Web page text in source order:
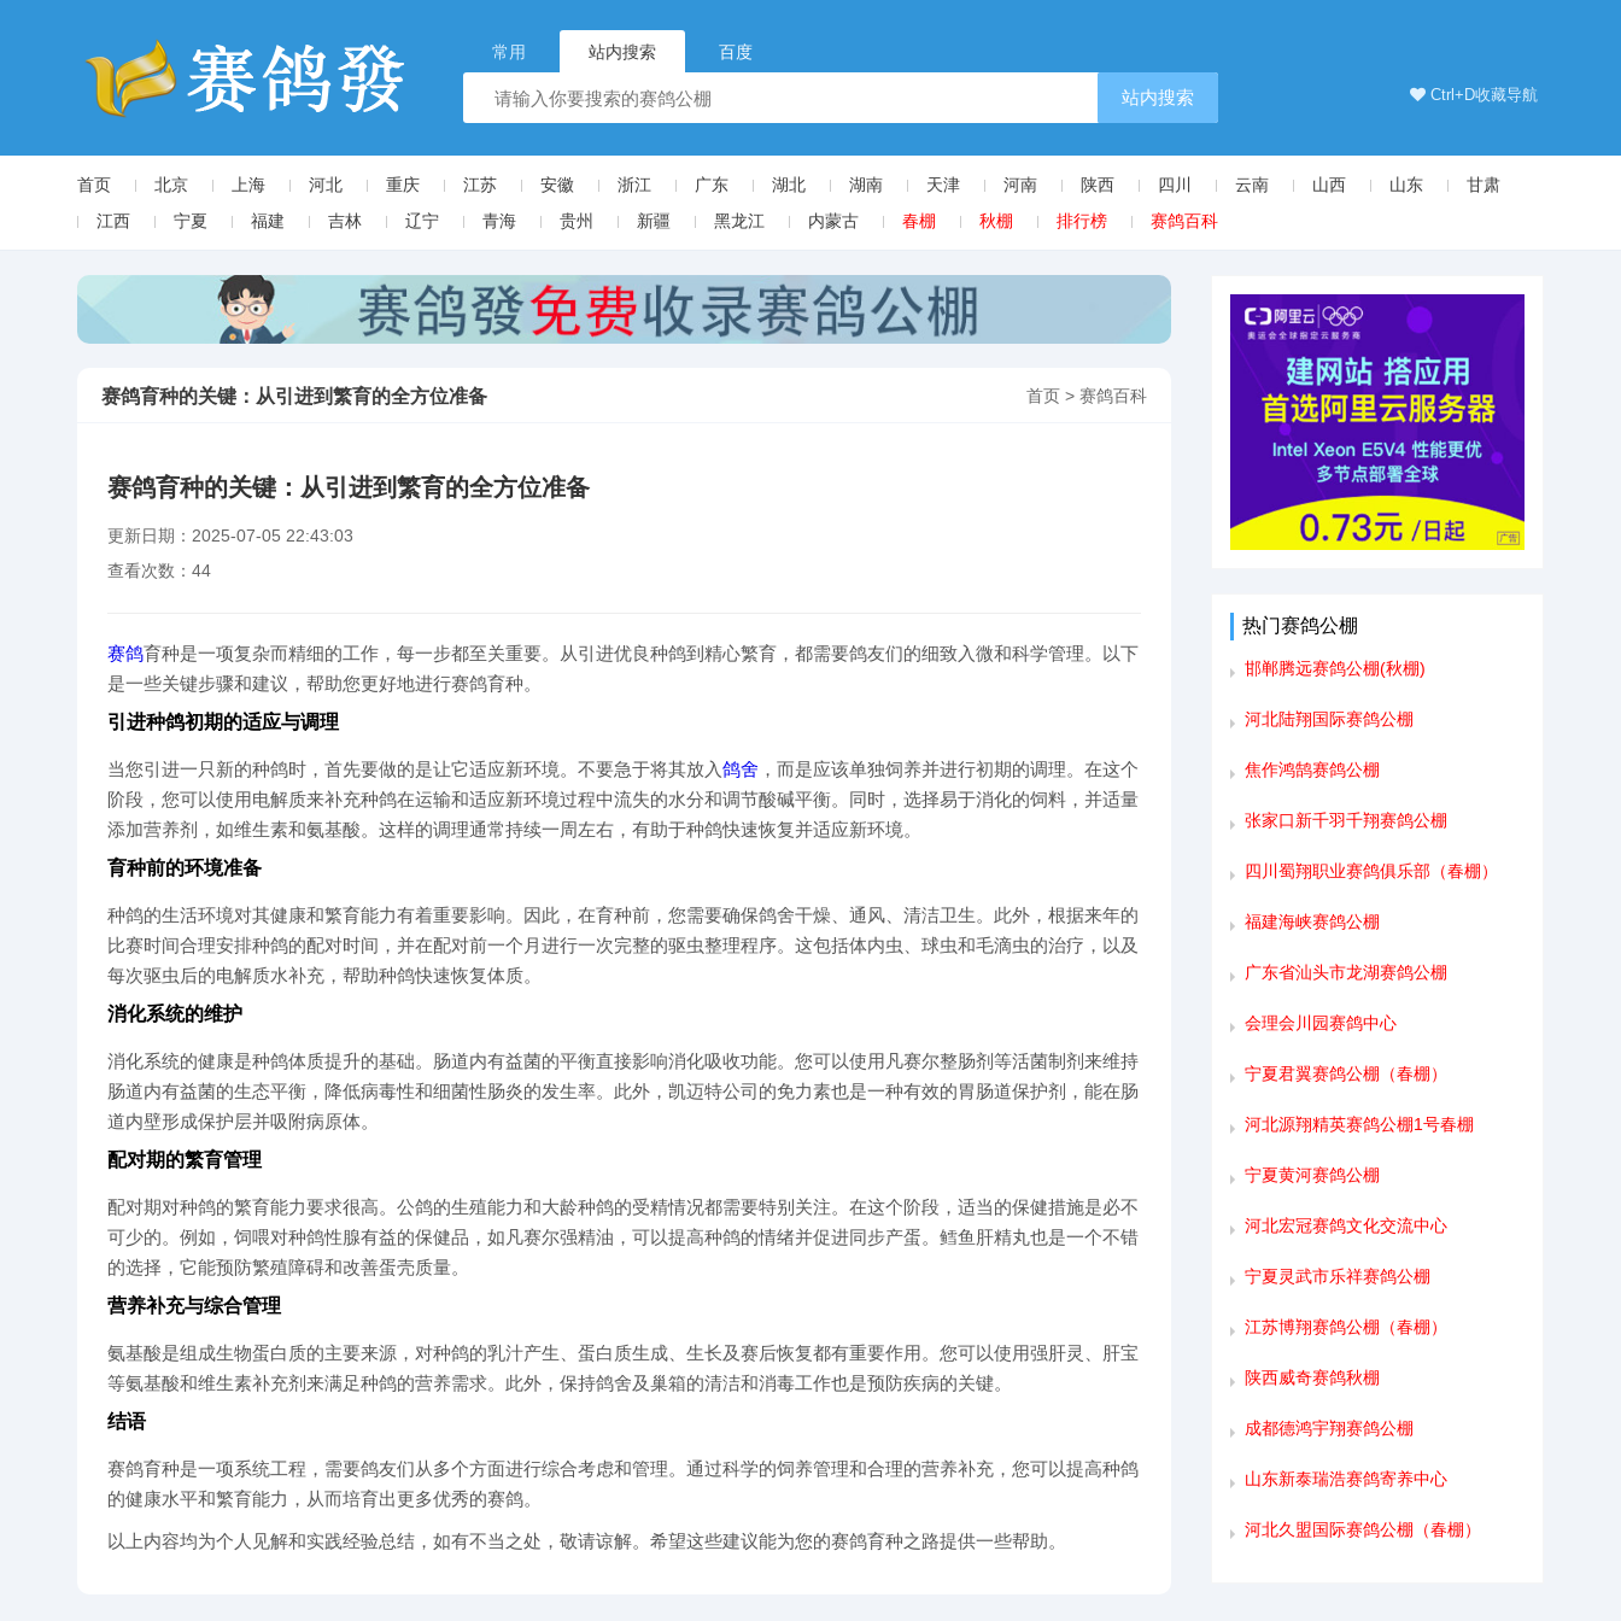
常用 站内搜索 百度
Ctrl+D收藏导航
站内搜索
首页 北京 上海 河北 重庆 江苏 安徽 浙江 广东 湖北 湖南 天津 河南 陕西 四川 云南 山西 山东
甘肃
江西
宁夏 福建 吉林 辽宁 青海 贵州 新疆 黑龙江 内蒙古 春棚 秋棚 排行榜 赛鸽百科
首页 >赛鸽百科
赛鸽育种的关键：从引进到繁育的全方位准备
赛鸽育种的关键：从引进到繁育的全方位准备
更新日期：2025-07-05 22:43:03
查看次数： 44
赛鸽育种是一项复杂而精细的工作，每一步都至关重要。从引进优良种鸽到精心繁育，都需要鸽友们的细致入微和科学管理。以下
是一些关键步骤和建议，帮助您更好地进行赛鸽育种。
引进种鸽初期的适应与调理
当您引进一只新的种鸽时，首先要做的是让它适应新环境。不要急于将其放入鸽舍 ，而是应该单独饲养并进行初期的调理。在这个
阶段，您可以使用电解质来补充种鸽在运输和适应新环境过程中流失的水分和调节酸碱平衡。同时，选择易于消化的饲料，并适量
添加营养剂，如维生素和氨基酸。这样的调理通常持续一周左右，有助于种鸽快速恢复并适应新环境。
育种前的环境准备
种鸽的生活环境对其健康和繁育能力有着重要影响。因此，在育种前，您需要确保鸽舍干燥、通风、清洁卫生。此外，根据来年的
比赛时间合理安排种鸽的配对时间，并在配对前一个月进行一次完整的驱虫整理程序。这包括体内虫、球虫和毛滴虫的治疗，以及
每次驱虫后的电解质水补充，帮助种鸽快速恢复体质。
消化系统的维护
消化系统的健康是种鸽体质提升的基础。肠道内有益菌的平衡直接影响消化吸收功能。您可以使用凡赛尔整肠剂等活菌制剂来维持
肠道内有益菌的生态平衡，降低病毒性和细菌性肠炎的发生率。此外，凯迈特公司的免力素也是一种有效的胃肠道保护剂，能在肠
道内壁形成保护层并吸附病原体。
配对期的繁育管理
配对期对种鸽的繁育能力要求很高。公鸽的生殖能力和大龄种鸽的受精情况都需要特别关注。在这个阶段，适当的保健措施是必不
可少的。例如，饲喂对种鸽性腺有益的保健品，如凡赛尔强精油，可以提高种鸽的情绪并促进同步产蛋。鳕鱼肝精丸也是一个不错
的选择，它能预防繁殖障碍和改善蛋壳质量。
营养补充与综合管理
氨基酸是组成生物蛋白质的主要来源，对种鸽的乳汁产生、蛋白质生成、生长及赛后恢复都有重要作用。您可以使用强肝灵、肝宝
等氨基酸和维生素补充剂来满足种鸽的营养需求。此外，保持鸽舍及巢箱的清洁和消毒工作也是预防疾病的关键。
结语
赛鸽育种是一项系统工程，需要鸽友们从多个方面进行综合考虑和管理。通过科学的饲养管理和合理的营养补充，您可以提高种鸽
的健康水平和繁育能力，从而培育出更多优秀的赛鸽。
以上内容均为个人见解和实践经验总结，如有不当之处，敬请谅解。希望这些建议能为您的赛鸽育种之路提供一些帮助。
热门赛鸽公棚
邯郸腾远赛鸽公棚(秋棚)
河北陆翔国际赛鸽公棚
焦作鸿鹄赛鸽公棚
张家口新千羽千翔赛鸽公棚
四川蜀翔职业赛鸽俱乐部（春棚）
福建海峡赛鸽公棚
广东省汕头市龙湖赛鸽公棚
会理会川园赛鸽中心
宁夏君翼赛鸽公棚（春棚）
河北源翔精英赛鸽公棚1号春棚
宁夏黄河赛鸽公棚
河北宏冠赛鸽文化交流中心
宁夏灵武市乐祥赛鸽公棚
江苏博翔赛鸽公棚（春棚）
陕西威奇赛鸽秋棚
成都德鸿宇翔赛鸽公棚
山东新泰瑞浩赛鸽寄养中心
河北久盟国际赛鸽公棚（春棚）